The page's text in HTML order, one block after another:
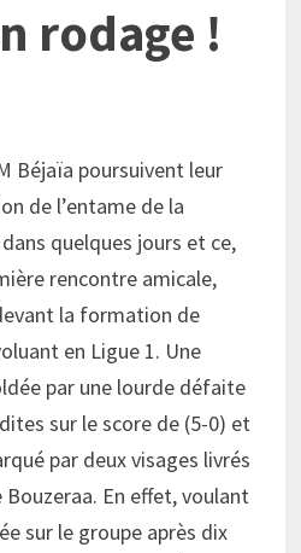
rodage !
Béjaïa poursuivent leur
de l’entame de la
quelques jours et ce,
rencontre amicale,
la formation de
en Ligue 1. Une
par une lourde défaite
sur le score de (5-0) et
par deux visages livrés
En effet, voulant
sur le groupe après dix